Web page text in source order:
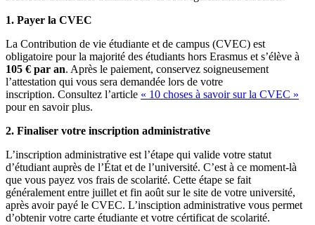
1. Payer la CVEC
La Contribution de vie étudiante et de campus (CVEC) est
obligatoire pour la majorité des étudiants hors Erasmus et s’élève à
105 € par an. Après le paiement, conservez soigneusement
l’attestation qui vous sera demandée lors de votre
inscription. Consultez l’article « 10 choses à savoir sur la CVEC »
pour en savoir plus.
2. Finaliser votre inscription administrative
L’inscription administrative est l’étape qui valide votre statut
d’étudiant auprès de l’État et de l’université. C’est à ce moment-là
que vous payez vos frais de scolarité. Cette étape se fait
généralement entre juillet et fin août sur le site de votre université,
après avoir payé le CVEC. L’insciption administrative vous permet
d’obtenir votre carte étudiante et votre cértificat de scolarité.